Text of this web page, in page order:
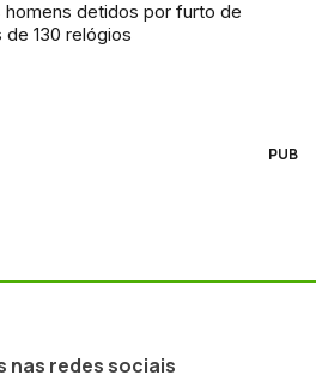
homens detidos por furto de
de 130 relógios
PUB
nas redes sociais